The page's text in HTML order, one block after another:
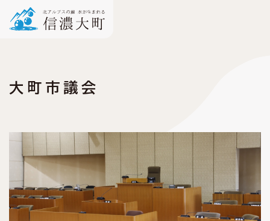
大町市議会